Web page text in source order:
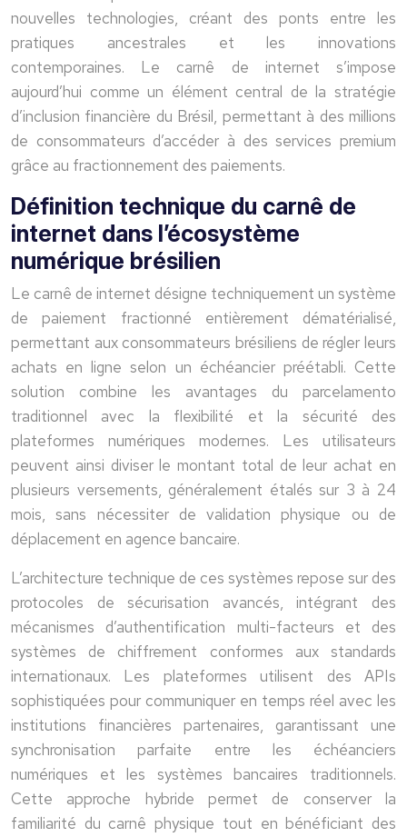
nouvelles technologies, créant des ponts entre les
pratiques ancestrales et les innovations
contemporaines. Le carnê de internet s’impose
aujourd’hui comme un élément central de la stratégie
d’inclusion financière du Brésil, permettant à des millions
de consommateurs d’accéder à des services premium
grâce au fractionnement des paiements.
Définition technique du carnê de
internet dans l’écosystème
numérique brésilien
Le carnê de internet désigne techniquement un système
de paiement fractionné entièrement dématérialisé,
permettant aux consommateurs brésiliens de régler leurs
achats en ligne selon un échéancier préétabli. Cette
solution combine les avantages du parcelamento
traditionnel avec la flexibilité et la sécurité des
plateformes numériques modernes. Les utilisateurs
peuvent ainsi diviser le montant total de leur achat en
plusieurs versements, généralement étalés sur 3 à 24
mois, sans nécessiter de validation physique ou de
déplacement en agence bancaire.
L’architecture technique de ces systèmes repose sur des
protocoles de sécurisation avancés, intégrant des
mécanismes d’authentification multi-facteurs et des
systèmes de chiffrement conformes aux standards
internationaux. Les plateformes utilisent des APIs
sophistiquées pour communiquer en temps réel avec les
institutions financières partenaires, garantissant une
synchronisation parfaite entre les échéanciers
numériques et les systèmes bancaires traditionnels.
Cette approche hybride permet de conserver la
familiarité du carnê physique tout en bénéficiant des